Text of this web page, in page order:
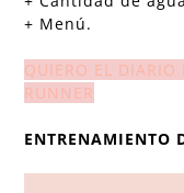
+ Menú.
QUIERO EL DIARIO
RUNNER
ENTRENAMIENTO